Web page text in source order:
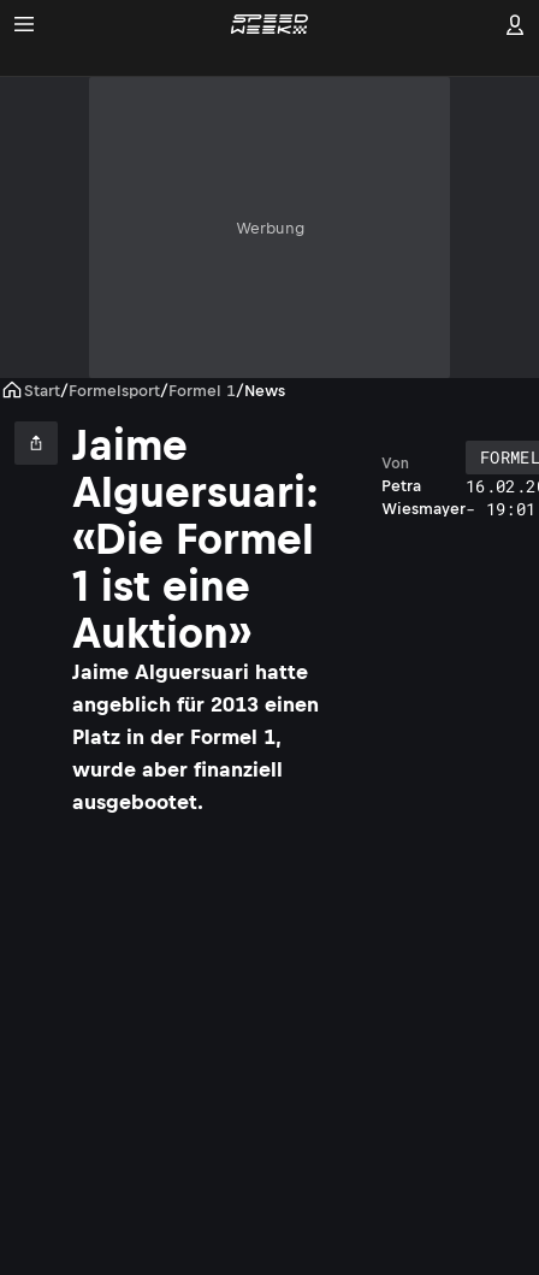
Werbung
Start/Formelsport/Formel 1/News
Jaime
Alguersuari:
«Die Formel
1 ist eine
Auktion»
Jaime Alguersuari hatte
angeblich für 2013 einen
Platz in der Formel 1,
wurde aber finanziell
ausgebootet.
Petra
Wiesmayer
Von
- 19:01